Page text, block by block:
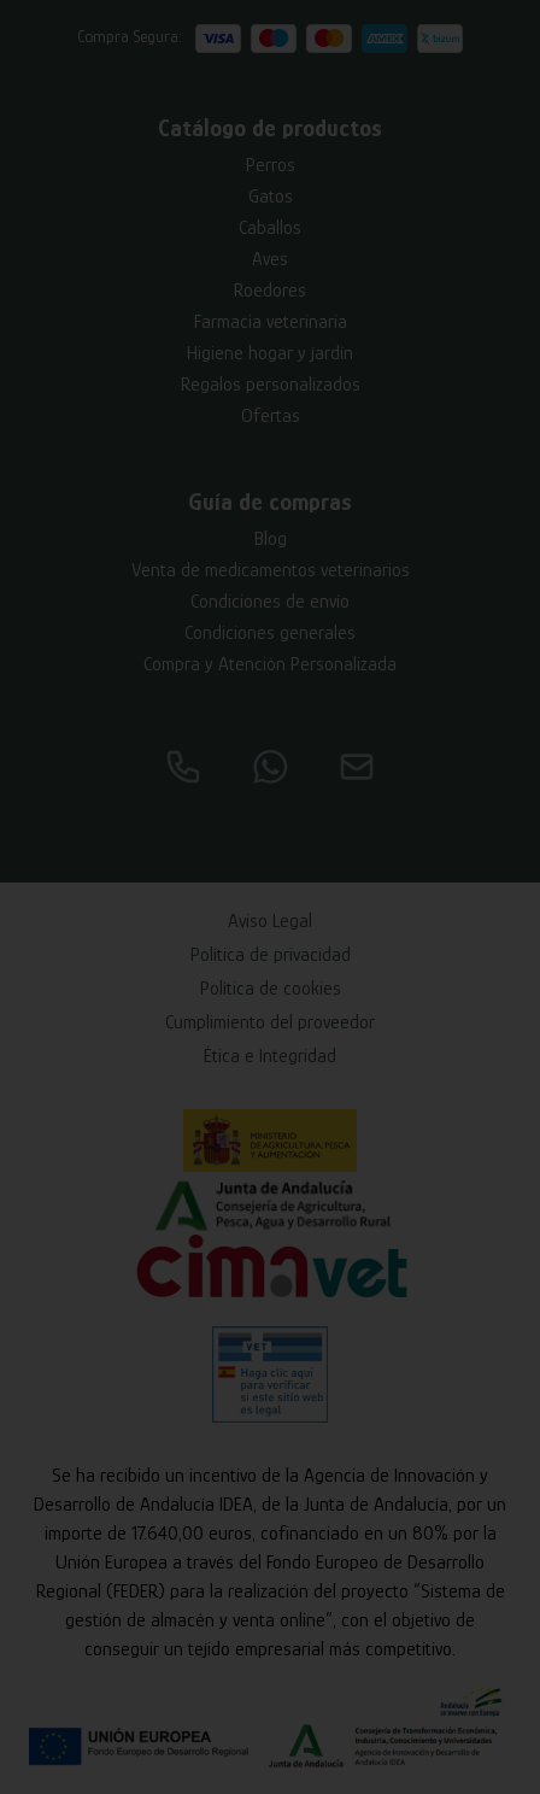
Compra Segura:
Catálogo de productos
Perros
Gatos
Caballos
Aves
Roedores
Farmacia veterinaria
Higiene hogar y jardín
Regalos personalizados
Ofertas
Guía de compras
Blog
Venta de medicamentos veterinarios
Condiciones de envío
Condiciones generales
Compra y Atención Personalizada
Aviso Legal
Política de privacidad
Política de cookies
Cumplimiento del proveedor
Ética e Integridad
Se ha recibido un incentivo de la Agencia de Innovación y
Desarrollo de Andalucía IDEA, de la Junta de Andalucía, por un
importe de 17.640,00 euros, cofinanciado en un 80% por la
Unión Europea a través del Fondo Europeo de Desarrollo
Regional (FEDER) para la realización del proyecto “Sistema de
gestión de almacén y venta online”, con el objetivo de
conseguir un tejido empresarial más competitivo.